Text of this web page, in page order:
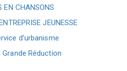
EN CHANSONS
JEUNESSE
d’urbanisme
Réduction